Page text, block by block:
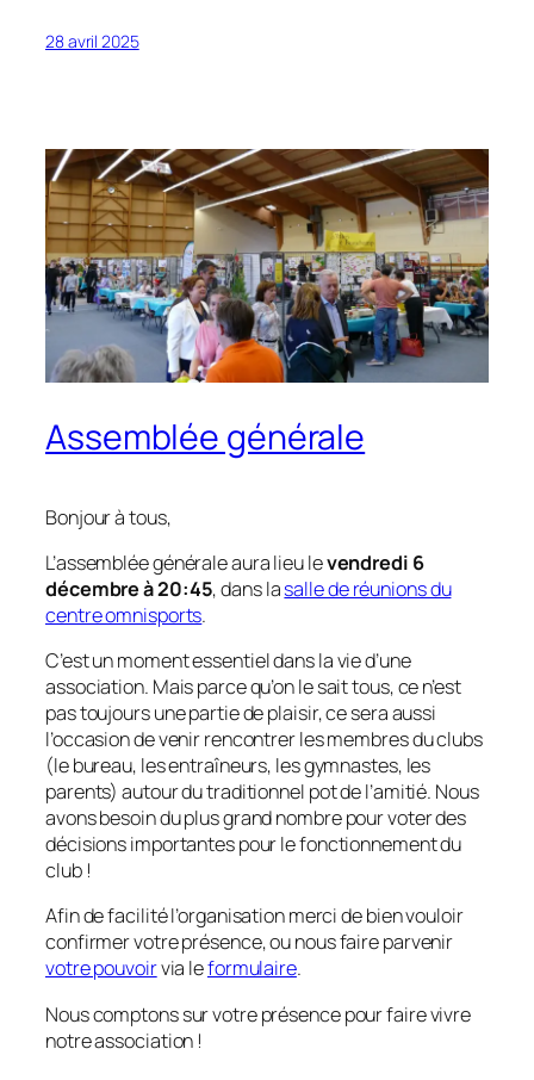
28 avril 2025
Assemblée générale
Bonjour à tous,
L’assemblée générale aura lieu levendredi 6
décembre à 20:45, dans lasalle de réunions du
centre omnisports.
C’est un moment essentiel dans la vie d’une
association. Mais parce qu’on le sait tous, ce n’est
pas toujours une partie de plaisir, ce sera aussi
l’occasion de venir rencontrer les membres du clubs
(le bureau, les entraîneurs, les gymnastes, les
parents) autour du traditionnel pot de l’amitié. Nous
avons besoin du plus grand nombre pour voter des
décisions importantes pour le fonctionnement du
club !
Afin de facilité l’organisation merci de bien vouloir
confirmer votre présence, ou nous faire parvenir
votre pouvoirvia leformulaire.
Nous comptons sur votre présence pour faire vivre
notre association !